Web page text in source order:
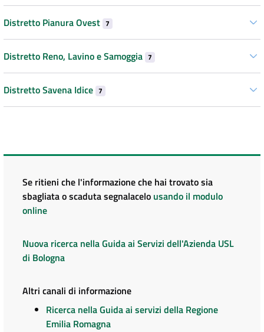
Distretto Pianura Ovest 7
Distretto Reno, Lavino e Samoggia 7
Distretto Savena Idice 7
Se ritieni che l'informazione che hai trovato sia
sbagliata o scaduta segnalacelo usando il modulo
online
Nuova ricerca nella Guida ai Servizi dell'Azienda USL
di Bologna
Altri canali di informazione
Ricerca nella Guida ai servizi della Regione
Emilia Romagna